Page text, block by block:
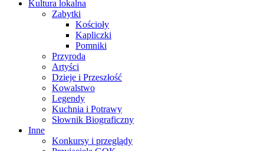
Kultura lokalna
Zabytki
Kościoły
Kapliczki
Pomniki
Przyroda
Artyści
Dzieje i Przeszłość
Kowalstwo
Legendy
Kuchnia i Potrawy
Słownik Biograficzny
Inne
Konkursy i przeglądy